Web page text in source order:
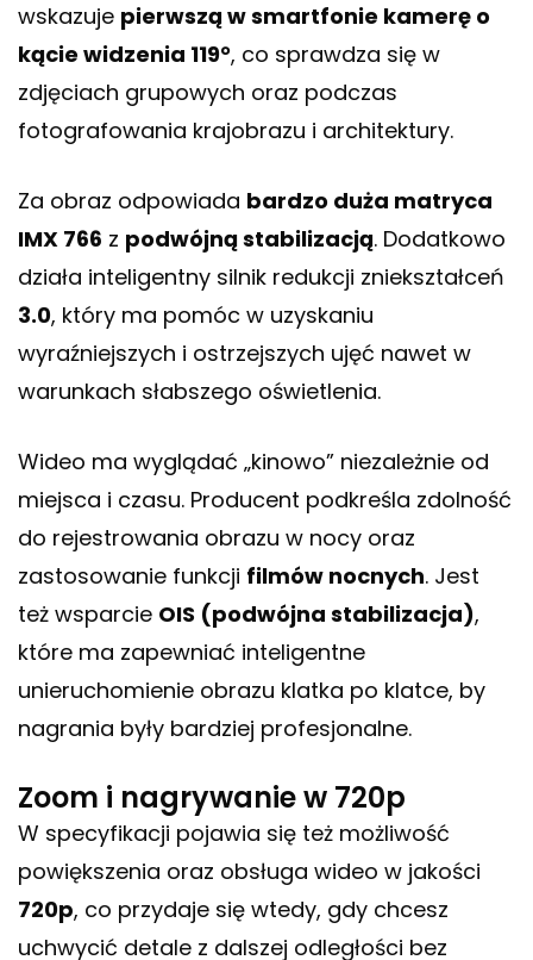
wskazuje pierwszą w smartfonie kamerę o
kącie widzenia 119°, co sprawdza się w
zdjęciach grupowych oraz podczas
fotografowania krajobrazu i architektury.
Za obraz odpowiada bardzo duża matryca
IMX 766 z podwójną stabilizacją. Dodatkowo
działa inteligentny silnik redukcji zniekształceń
3.0, który ma pomóc w uzyskaniu
wyraźniejszych i ostrzejszych ujęć nawet w
warunkach słabszego oświetlenia.
Wideo ma wyglądać „kinowo” niezależnie od
miejsca i czasu. Producent podkreśla zdolność
do rejestrowania obrazu w nocy oraz
zastosowanie funkcji filmów nocnych. Jest
też wsparcie OIS (podwójna stabilizacja),
które ma zapewniać inteligentne
unieruchomienie obrazu klatka po klatce, by
nagrania były bardziej profesjonalne.
Zoom i nagrywanie w 720p
W specyfikacji pojawia się też możliwość
powiększenia oraz obsługa wideo w jakości
720p, co przydaje się wtedy, gdy chcesz
uchwycić detale z dalszej odległości bez